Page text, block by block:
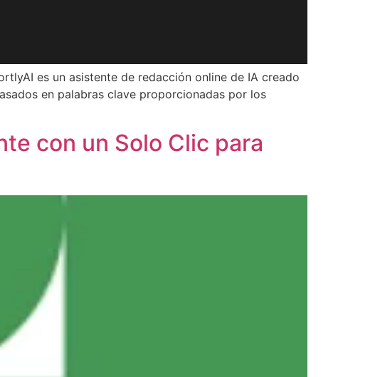
es un asistente de redacción online de IA creado
en palabras clave proporcionadas por los
con un Solo Clic para